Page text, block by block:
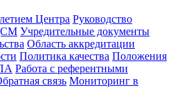
Центра Руководство
Учредительные документы
Область аккредитации
Политика качества Положения
Работа с референтными
связь Мониторинг в